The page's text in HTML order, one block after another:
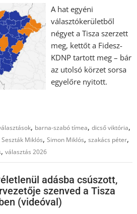
A hat egyéni
választókerületből
négyet a Tisza szerzett
meg, kettőt a Fidesz-
KDNP tartott meg – bár
az utolsó körzet sorsa
egyelőre nyitott.
, barna-szabó tímea,dicső viktória,
Seszták Miklós,Simon Miklós,szakács péter,
,választás 2026
adásba csúszott,
szenved a Tisza
(videóval)